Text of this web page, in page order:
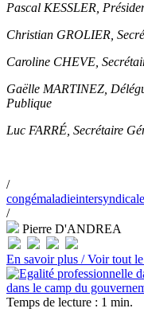
Pascal KESSLER,
Christian GROLIER,
Caroline CHEVE,
Gaëlle MARTINEZ,
Publique
Luc FARRÉ, Secrétaire
/
congémaladieintersyndicale
/
Pierre D'ANDREA
En savoir plus /Voir tout
Temps de lecture : 1 min.